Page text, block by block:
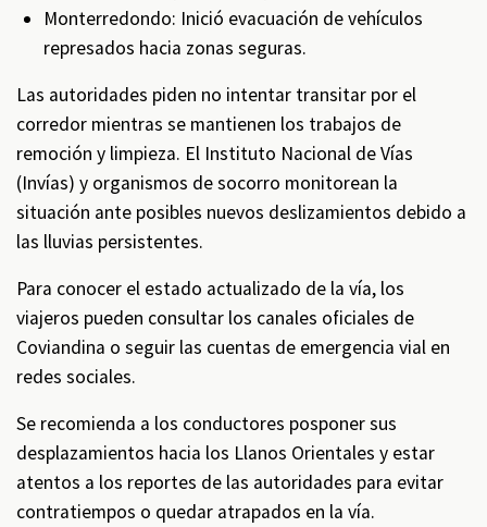
Monterredondo: Inició evacuación de vehículos
represados hacia zonas seguras.
Las autoridades piden no intentar transitar por el
corredor mientras se mantienen los trabajos de
remoción y limpieza. El Instituto Nacional de Vías
(Invías) y organismos de socorro monitorean la
situación ante posibles nuevos deslizamientos debido a
las lluvias persistentes.
Para conocer el estado actualizado de la vía, los
viajeros pueden consultar los canales oficiales de
Coviandina o seguir las cuentas de emergencia vial en
redes sociales.
Se recomienda a los conductores posponer sus
desplazamientos hacia los Llanos Orientales y estar
atentos a los reportes de las autoridades para evitar
contratiempos o quedar atrapados en la vía.